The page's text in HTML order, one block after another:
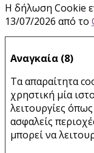
Η δήλωση Cookie
13/07/2026 από το
Αναγκαία (8)
Τα απαραίτητα
χρηστική μία
λειτουργίες
ασφαλείς
μπορεί να